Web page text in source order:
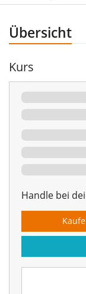
Übersicht
Kurs
Handle bei